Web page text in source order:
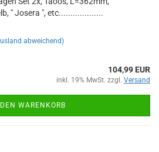
" Josera ", etc...................
abweichend)
104,99 EUR
inkl. 19% MwSt. zzgl. Versand
DEN WARENKORB